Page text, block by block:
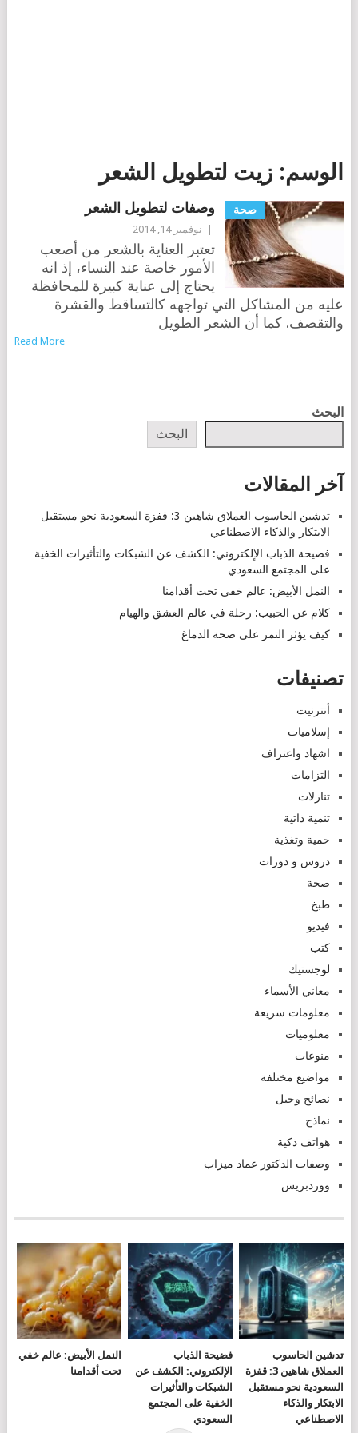
الوسم: زيت لتطويل الشعر
صحة وصفات لتطويل الشعر
نوفمبر 14, 2014
تعتبر العناية بالشعر من أصعب
الأمور خاصة عند النساء، إذ انه
يحتاج إلى عناية كبيرة للمحافظة
عليه من المشاكل التي تواجهه كالتساقط والقشرة
والتقصف. كما أن الشعر الطويل
Read More
POSTS
البحث
البحث
آخر المقالات
تدشين الحاسوب العملاق شاهين 3: قفزة السعودية نحو مستقبل
الابتكار والذكاء الاصطناعي
فضيحة الذباب الإلكتروني: الكشف عن الشبكات والتأثيرات الخفية
على المجتمع السعودي
النمل الأبيض: عالم خفي تحت أقدامنا
كلام عن الحبيب: رحلة في عالم العشق والهيام
كيف يؤثر التمر على صحة الدماغ
تصنيفات
أنترنيت
إسلاميات
اشهاد واعتراف
التزامات
تنازلات
تنمية ذاتية
حمية وتغذية
دروس و دورات
صحة
طبخ
فيديو
كتب
لوجستيك
معاني الأسماء
معلومات سريعة
معلوميات
منوعات
مواضيع مختلفة
نصائح وحيل
نماذج
هواتف ذكية
وصفات الدكتور عماد ميزاب
ووردبريس
تدشين الحاسوب
العملاق شاهين 3: قفزة
السعودية نحو مستقبل
الابتكار والذكاء
الاصطناعي
فضيحة الذباب
الإلكتروني: الكشف عن
الشبكات والتأثيرات
الخفية على المجتمع
السعودي
النمل الأبيض: عالم خفي
تحت أقدامنا